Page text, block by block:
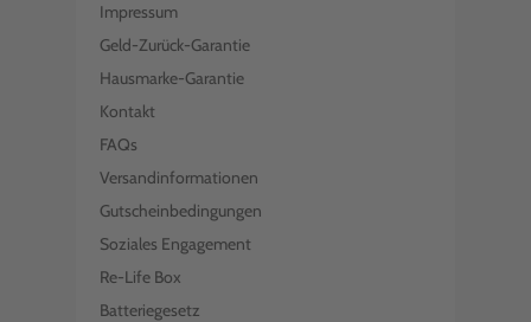
Impressum
Geld-Zurück-Garantie
Hausmarke-Garantie
Kontakt
FAQs
Versandinformationen
Gutscheinbedingungen
Soziales Engagement
Re-Life Box
Batteriegesetz